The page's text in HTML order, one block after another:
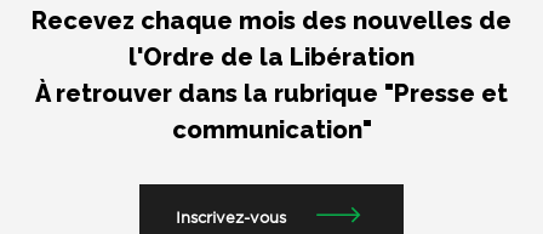
Recevez chaque mois des nouvelles de
l'Ordre de la Libération
À retrouver dans la rubrique "Presse et
communication"
Inscrivez-vous